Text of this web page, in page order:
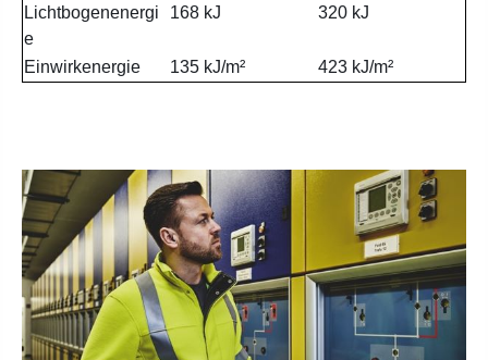
Lichtbogenenergi
e
168 kJ 320 kJ
Einwirkenergie 135 kJ/m² 423 kJ/m²